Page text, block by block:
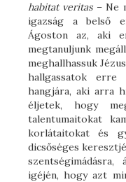
habitat veritas– Ne
igazság a belső
Ágoston az, aki
megtanuljunk
meghallhassuk
hallgassatok
hangjára, aki arra
éljetek, hogy
talentumaitokat
korlátaitokat és
dicsőséges
igéjén, hogy azt